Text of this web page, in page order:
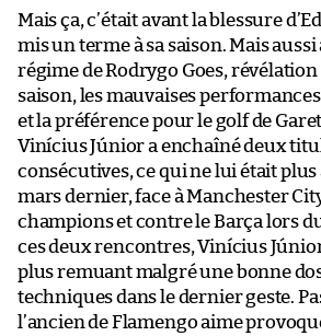
Mais ça, c’était avant la blessure
mis un terme à sa saison. Mais aussi
régime de Rodrygo Goes,
saison, les mauvaises
et la préférence pour le golf de
Vinícius Júnior a enchaîné deux
consécutives, ce qui ne lui était
mars dernier, face à Manchester
champions et contre le Barça lors
ces deux rencontres, Vinícius
plus remuant malgré une bonne
techniques dans le dernier geste.
l’ancien de Flamengo aime